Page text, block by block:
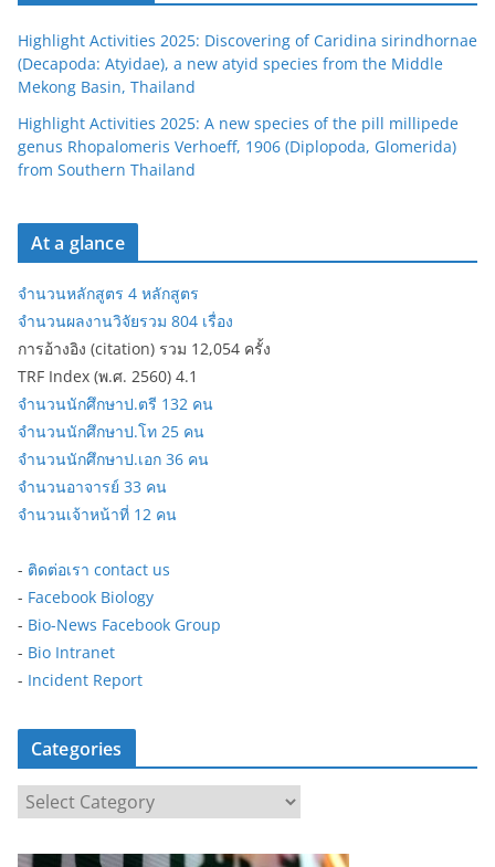
Highlight Activities 2025: Discovering of Caridina sirindhornae
(Decapoda: Atyidae), a new atyid species from the Middle
Mekong Basin, Thailand
Highlight Activities 2025: A new species of the pill millipede
genus Rhopalomeris Verhoeff, 1906 (Diplopoda, Glomerida)
from Southern Thailand
At a glance
จำนวนหลักสูตร 4 หลักสูตร
จำนวนผลงานวิจัยรวม 804 เรื่อง
การอ้างอิง (citation) รวม 12,054 ครั้ง
TRF Index (พ.ศ. 2560) 4.1
จำนวนนักศึกษาป.ตรี 132 คน
จำนวนนักศึกษาป.โท 25 คน
จำนวนนักศึกษาป.เอก 36 คน
จำนวนอาจารย์ 33 คน
จำนวนเจ้าหน้าที่ 12 คน
- ติดต่อเรา contact us
- Facebook Biology
- Bio-News Facebook Group
- Bio Intranet
- Incident Report
Categories
a
t